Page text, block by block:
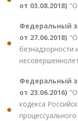
от 03.08.2018) "О
Федеральный
от 27.06.2018)
безнадзорности
Федеральный
от 23.06.2016) "О
кодекса